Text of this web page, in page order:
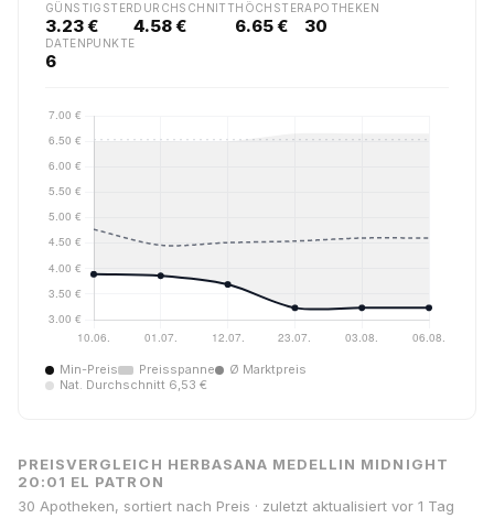
GÜNSTIGSTER
3.23 €
DURCHSCHNITT
4.58 €
HÖCHSTER
6.65 €
APOTHEKEN
30
DATENPUNKTE
6
Min-Preis Preisspanne
Ø Marktpreis
Nat. Durchschnitt 6,53 €
PREISVERGLEICH HERBASANA MEDELLIN MIDNIGHT
20:01 EL PATRON
30 Apotheken, sortiert nach Preis · zuletzt aktualisiert vor 1 Tag